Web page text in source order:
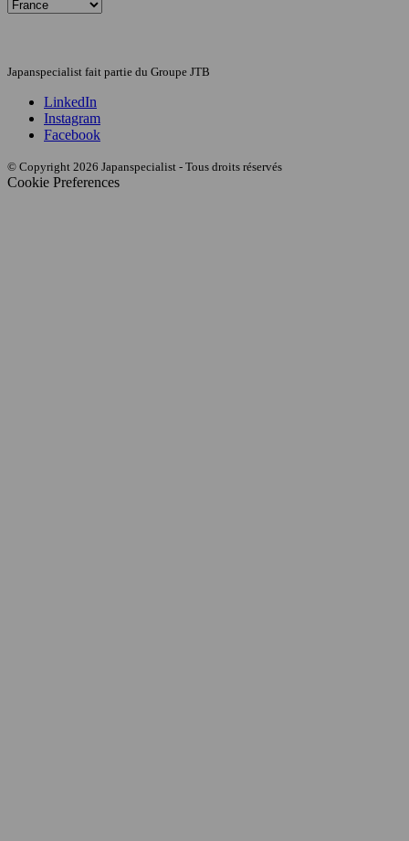
Japanspecialist fait partie du Groupe JTB
LinkedIn
Instagram
Facebook
© Copyright 2026 Japanspecialist - Tous droits réservés
Cookie Preferences